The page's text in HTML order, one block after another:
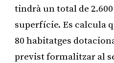
tindrà un total de
superfície. Es calcula
80 habitatges
previst formalitzar al